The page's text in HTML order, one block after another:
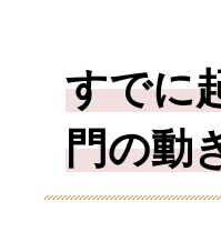
すでに
門の動